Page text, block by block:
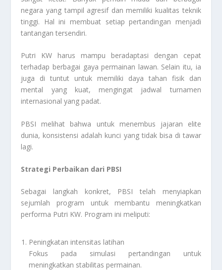
negara yang tampil agresif dan memiliki kualitas teknik
tinggi. Hal ini membuat setiap pertandingan menjadi
tantangan tersendiri.
Putri KW harus mampu beradaptasi dengan cepat
terhadap berbagai gaya permainan lawan. Selain itu, ia
juga di tuntut untuk memiliki daya tahan fisik dan
mental yang kuat, mengingat jadwal turnamen
internasional yang padat.
PBSI melihat bahwa untuk menembus jajaran elite
dunia, konsistensi adalah kunci yang tidak bisa di tawar
lagi.
Strategi Perbaikan dari PBSI
Sebagai langkah konkret, PBSI telah menyiapkan
sejumlah program untuk membantu meningkatkan
performa Putri KW. Program ini meliputi:
Peningkatan intensitas latihan
Fokus pada simulasi pertandingan untuk
meningkatkan stabilitas permainan.